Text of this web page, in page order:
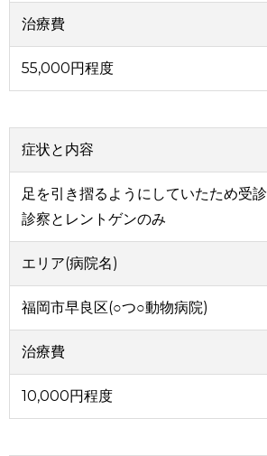
治療費
55,000円程度
症状と内容
足を引き摺るようにしていたため受診
診察とレントゲンのみ
エリア(病院名)
福岡市早良区(○つ○動物病院)
治療費
10,000円程度